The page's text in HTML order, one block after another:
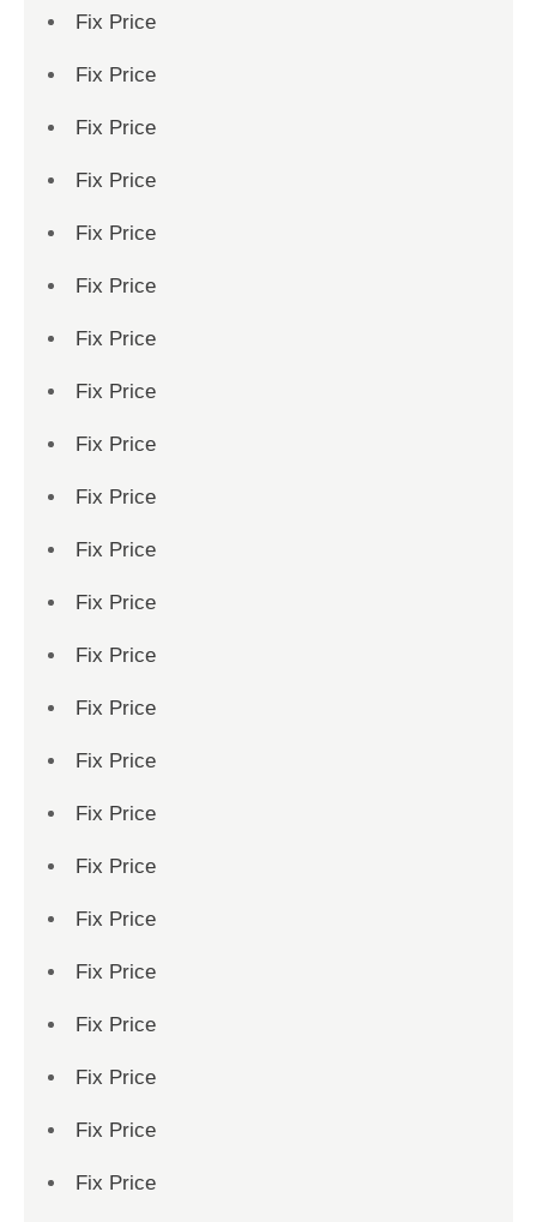
Fix Price
Fix Price
Fix Price
Fix Price
Fix Price
Fix Price
Fix Price
Fix Price
Fix Price
Fix Price
Fix Price
Fix Price
Fix Price
Fix Price
Fix Price
Fix Price
Fix Price
Fix Price
Fix Price
Fix Price
Fix Price
Fix Price
Fix Price